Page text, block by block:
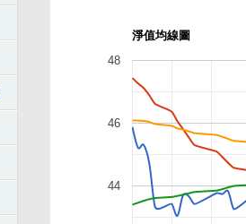
淨值均線圖
44
46
48